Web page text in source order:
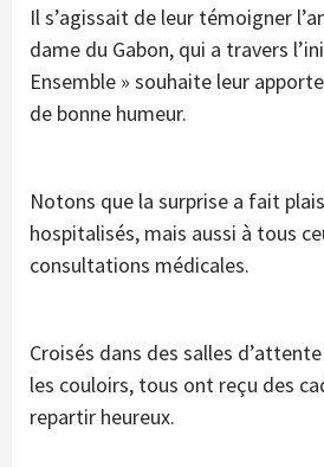
Il s’agissait de leur témoigner
dame du Gabon, qui a travers
Ensemble » souhaite leur
de bonne humeur.
Notons que la surprise a fait
hospitalisés, mais aussi à tous
consultations médicales.
Croisés dans des salles
les couloirs, tous ont reçu des
repartir heureux.